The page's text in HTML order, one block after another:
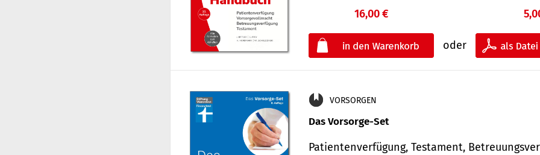
16,00 €
oder
VORSORGEN
Das Vorsorge-Set
Patienten­ver­fügung, Testa­ment,